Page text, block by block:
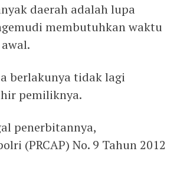
daerah adalah lupa
membutuhkan waktu
berlakunya tidak lagi
pemiliknya.
penerbitannya,
(PRCAP) No. 9 Tahun 2012